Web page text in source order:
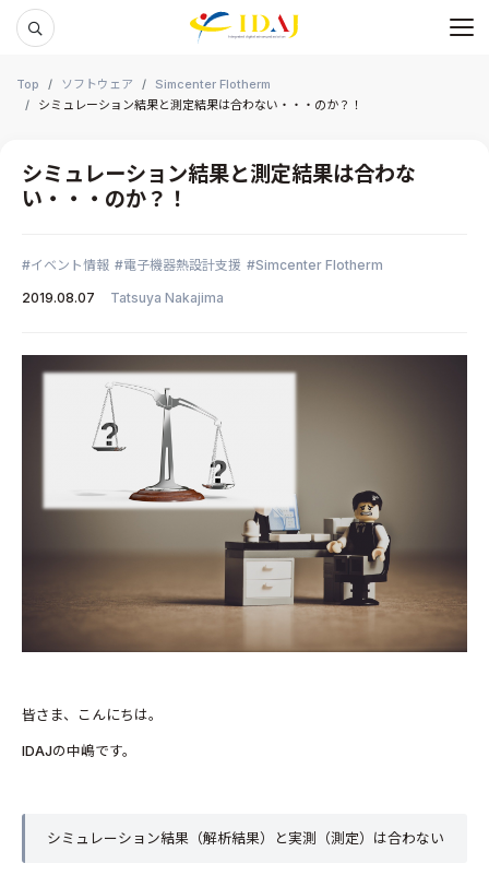
メ
Top ソフトウェア
Simcenter Flotherm
シミュレーション結果と測定結果は合わない・・・のか？！
シミュレーション結果と測定結果は合わな
い・・・のか？！
イベント情報 電子機器熱設計支援
Simcenter Flotherm
2019.08.07
Tatsuya Nakajima
皆さま、こんにちは。
IDAJの中嶋です。
シミュレーション結果（解析結果）と実測（測定）は合わない